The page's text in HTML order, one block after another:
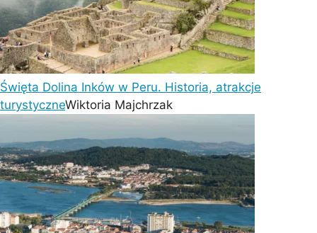
Święta Dolina Inków w Peru. Historia, atrakcje
turystyczneWiktoria Majchrzak